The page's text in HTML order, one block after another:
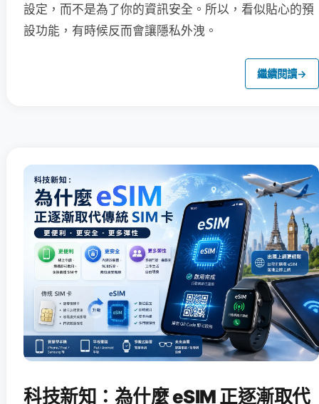
設定，而不是為了你的資訊安全。所以，看似貼心的預
設功能，有時候反而會讓隱私外洩。
繼續閱讀→
科技新知：為什麼 eSIM 正逐漸取代